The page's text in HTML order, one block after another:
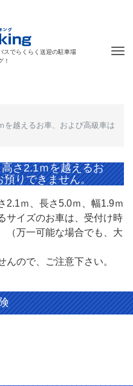
スでらくらく送迎の駐車場
！
を越えるお車、および高級車は
さ2.1ｍを越えるお
預りできません。
2.1ｍ、長さ5.0ｍ、幅1.9ｍ
サイズのお車は、受付け時
（万一可能な場合でも、大
んので、ご注意下さい。